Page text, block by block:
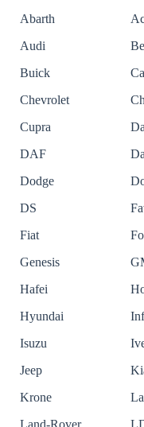
Abarth
Audi
Buick
Chevrolet
Cupra
DAF
Dodge
DS
Fiat
Genesis
Hafei
Hyundai
Isuzu
Jeep
Krone
Land-Rover